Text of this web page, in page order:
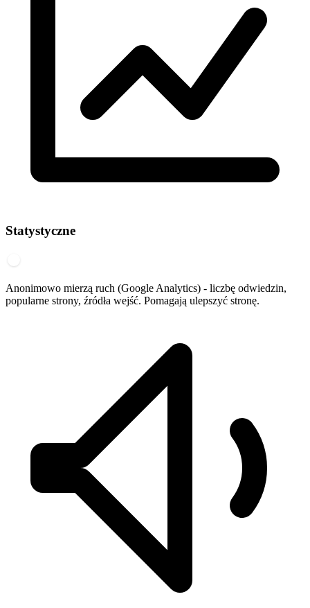
Statystyczne
Anonimowo mierzą ruch (Google Analytics) - liczbę odwiedzin,
popularne strony, źródła wejść. Pomagają ulepszyć stronę.